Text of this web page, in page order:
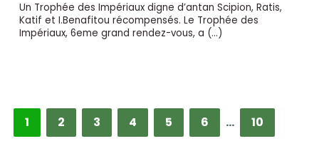
Un Trophée des Impériaux digne d’antan Scipion, Ratis,
Katif et I.Benafitou récompensés. Le Trophée des
Impériaux, 6eme grand rendez-vous, a (…)
1 2 3 4 5 6 … 10